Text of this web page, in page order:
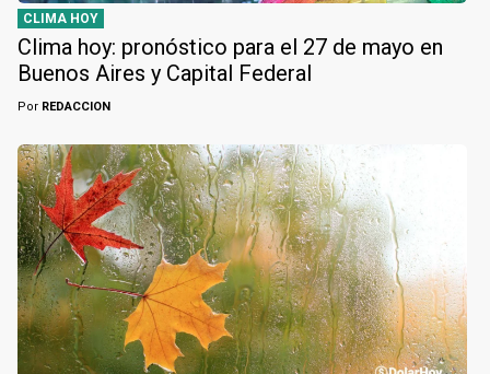
CLIMA HOY
Clima hoy: pronóstico para el 27 de mayo en
Buenos Aires y Capital Federal
Por REDACCION